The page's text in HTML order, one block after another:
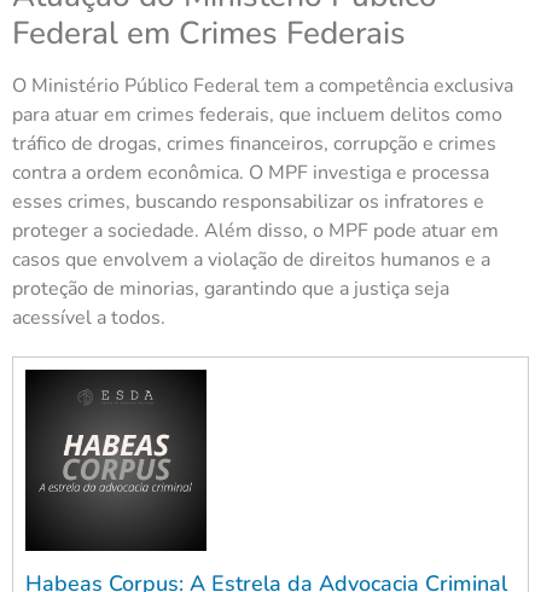
Federal em Crimes Federais
O Ministério Público Federal tem a competência exclusiva
para atuar em crimes federais, que incluem delitos como
tráfico de drogas, crimes financeiros, corrupção e crimes
contra a ordem econômica. O MPF investiga e processa
esses crimes, buscando responsabilizar os infratores e
proteger a sociedade. Além disso, o MPF pode atuar em
casos que envolvem a violação de direitos humanos e a
proteção de minorias, garantindo que a justiça seja
acessível a todos.
Habeas Corpus: A Estrela da Advocacia Criminal